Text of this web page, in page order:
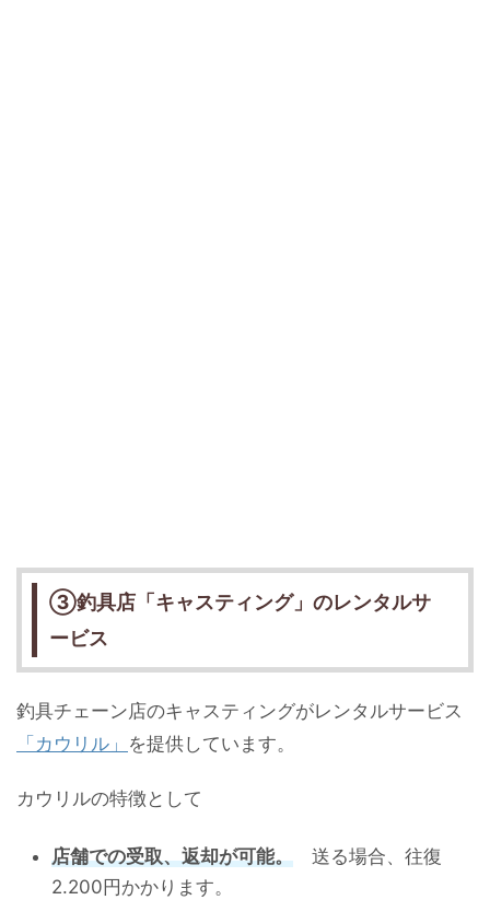
③釣具店「キャスティング」のレンタルサ
ービス
釣具チェーン店のキャスティングがレンタルサービス
「カウリル」 を提供しています。
カウリルの特徴として
店舗での受取、返却が可能。
送る場合、往復
2.200円かかります。